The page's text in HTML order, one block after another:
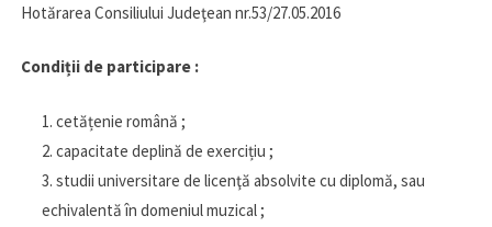
Hotărarea Consiliului Judeţean nr.53/27.05.2016
Condiții de participare :
cetățenie română ;
capacitate deplină de exercițiu ;
studii universitare de licenţă absolvite cu diplomă, sau
echivalentă în domeniul muzical ;